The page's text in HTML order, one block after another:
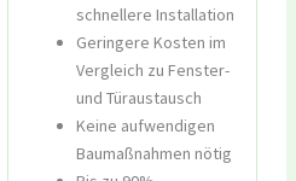
schnellere Installation
Geringere Kosten im
Vergleich zu Fenster-
und Türaustausch
Keine aufwendigen
Baumaßnahmen nötig